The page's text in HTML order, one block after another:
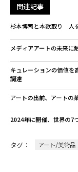
関連記事
杉本博司と本歌取り 人
メディアアートの未来
キュレーションの価値
調達
アートの出前、アート
2024年に開催、世界の7
タグ： アート/美術品